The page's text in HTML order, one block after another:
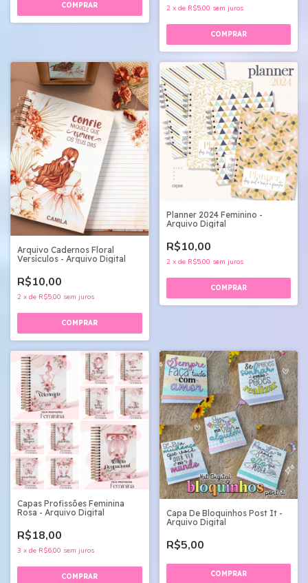
2 x de R$5,00 sem juros
Arquivo Cadernos Floral
Versículos - Arquivo Digital
R$10,00
2 x de R$5,00 sem juros
Planner 2024 Feminino -
Arquivo Digital
R$10,00
2 x de R$5,00 sem juros
Capas Profissões Feminina
Rosa - Arquivo Digital
R$18,00
3 x de R$6,00 sem juros
Capa De Bloquinhos Post It -
Arquivo Digital
R$5,00